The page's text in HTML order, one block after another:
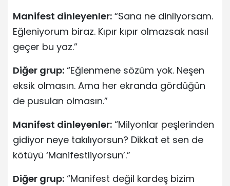
Manifest dinleyenler: “Sana ne dinliyorsam.
Eğleniyorum biraz. Kıpır kıpır olmazsak nasıl
geçer bu yaz.”
Diğer grup: “Eğlenmene sözüm yok. Neşen
eksik olmasın. Ama her ekranda gördüğün
de pusulan olmasın.”
Manifest dinleyenler: “Milyonlar peşlerinden
gidiyor neye takılıyorsun? Dikkat et sen de
kötüyü ‘Manifestliyorsun’.”
Diğer grup: “Manifest değil kardeş bizim